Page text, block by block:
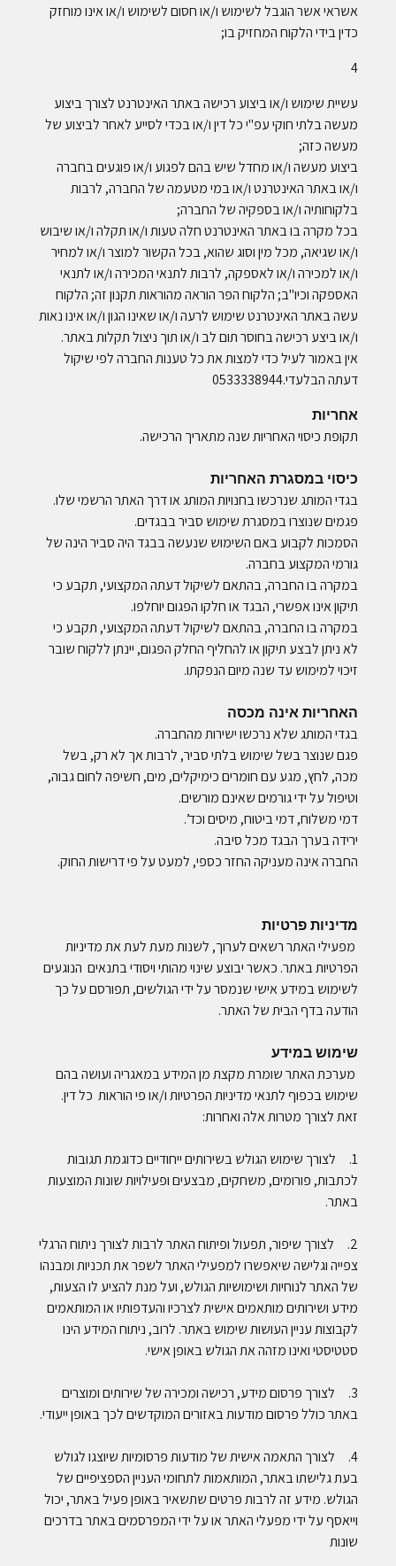
אשראי אשר הוגבל לשימוש ו/או חסום לשימוש ו/או אינו מוחזק
כדין בידי הלקוח המחזיק בו;
4
עשיית שימוש ו/או ביצוע רכישה באתר האינטרנט לצורך ביצוע
מעשה בלתי חוקי עפ"י כל דין ו/או בכדי לסייע לאחר לביצוע של
מעשה כזה;
ביצוע מעשה ו/או מחדל שיש בהם לפגוע ו/או פוגעים בחברה
ו/או באתר האינטרנט ו/או במי מטעמה של החברה, לרבות
בלקוחותיה ו/או בספקיה של החברה;
בכל מקרה בו באתר האינטרנט חלה טעות ו/או תקלה ו/או שיבוש
ו/או שגיאה, מכל מין וסוג שהוא, בכל הקשור למוצר ו/או למחיר
ו/או למכירה ו/או לאספקה, לרבות לתנאי המכירה ו/או לתנאי
האספקה וכיו"ב; הלקוח הפר הוראה מהוראות תקנון זה; הלקוח
עשה באתר האינטרנט שימוש לרעה ו/או שאינו הגון ו/או אינו נאות
ו/או ביצע רכישה בחוסר תום לב ו/או תוך ניצול תקלות באתר.
אין באמור לעיל כדי למצות את כל טענות החברה לפי שיקול
דעתה הבלעדי.0533338944
אחריות
תקופת כיסוי האחריות שנה מתאריך הרכישה.
כיסוי במסגרת האחריות
בגדי המותג שנרכשו בחנויות המותג או דרך האתר הרשמי שלו.
פגמים שנוצרו במסגרת שימוש סביר בבגדים.
הסמכות לקבוע באם השימוש שנעשה בבגד היה סביר הינה של
גורמי המקצוע בחברה.
במקרה בו החברה, בהתאם לשיקול דעתה המקצועי, תקבע כי
תיקון אינו אפשרי, הבגד או חלקו הפגום יוחלפו.
במקרה בו החברה, בהתאם לשיקול דעתה המקצועי, תקבע כי
לא ניתן לבצע תיקון או להחליף החלק הפגום, יינתן ללקוח שובר
זיכוי למימוש עד שנה מיום הנפקתו.
האחריות אינה מכסה
בגדי המותג שלא נרכשו ישירות מהחברה.
פגם שנוצר בשל שימוש בלתי סביר, לרבות אך לא רק, בשל
מכה, לחץ, מגע עם חומרים כימיקלים, מים, חשיפה לחום גבוה,
וטיפול על ידי גורמים שאינם מורשים.
דמי משלוח, דמי ביטוח, מיסים וכד’.
ירידה בערך הבגד מכל סיבה.
החברה אינה מעניקה החזר כספי, למעט על פי דרישות החוק.
מדיניות פרטיות
מפעילי האתר רשאים לערוך, לשנות מעת לעת את מדיניות
הפרטיות באתר. כאשר יבוצע שינוי מהותי ויסודי בתנאים הנוגעים
לשימוש במידע אישי שנמסר על ידי הגולשים, תפורסם על כך
הודעה בדף הבית של האתר.
שימוש במידע
מערכת האתר שומרת מקצת מן המידע במאגריה ועושה בהם
שימוש בכפוף לתנאי מדיניות הפרטיות ו/או פי הוראות כל דין.
זאת לצורך מטרות אלה ואחרות:
1. לצורך שימוש הגולש בשירותים ייחודיים כדוגמת תגובות
לכתבות, פורומים, משחקים, מבצעים ופעילויות שונות המוצעות
באתר.
2. לצורך שיפור, תפעול ופיתוח האתר לרבות לצורך ניתוח הרגלי
צפייה וגלישה שיאפשרו למפעילי האתר לשפר את תכניות ומבנהו
של האתר לנוחיות ושימושיות הגולש, ועל מנת להציע לו הצעות,
מידע ושירותים מותאמים אישית לצרכיו והעדפותיו או המותאמים
לקבוצות עניין העושות שימוש באתר. לרוב, ניתוח המידע הינו
סטטיסטי ואינו מזהה את הגולש באופן אישי.
3. לצורך פרסום מידע, רכישה ומכירה של שירותים ומוצרים
באתר כולל פרסום מודעות באזורים המוקדשים לכך באופן ייעודי.
4. לצורך התאמה אישית של מודעות פרסומיות שיוצגו לגולש
בעת גלישתו באתר, המותאמות לתחומי העניין הספציפיים של
הגולש. מידע זה לרבות פרטים שתשאיר באופן פעיל באתר, יכול
וייאסף על ידי מפעלי האתר או על ידי המפרסמים באתר בדרכים
שונות